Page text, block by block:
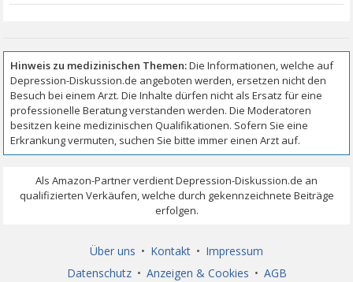
Über uns • Kontakt • Impressum
Datenschutz • Anzeigen & Cookies • AGB